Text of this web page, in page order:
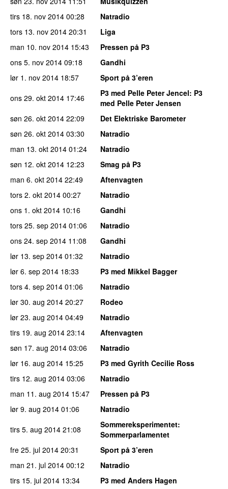
tirs 18. nov 2014 00:28
Natradio
tors 13. nov 2014 20:31
Liga
man 10. nov 2014 15:43
Pressen på P3
ons 5. nov 2014 09:18
Gandhi
lør 1. nov 2014 18:57
Sport på 3’eren
ons 29. okt 2014 17:46 P3 med Pelle Peter Jencel: P3
med Pelle Peter Jensen
søn 26. okt 2014 22:09
Det Elektriske Barometer
søn 26. okt 2014 03:30
Natradio
man 13. okt 2014 01:24
Natradio
søn 12. okt 2014 12:23
Smag på P3
man 6. okt 2014 22:49
Aftenvagten
tors 2. okt 2014 00:27
Natradio
ons 1. okt 2014 10:16
Gandhi
tors 25. sep 2014 01:06
Natradio
ons 24. sep 2014 11:08
Gandhi
lør 13. sep 2014 01:32
Natradio
lør 6. sep 2014 18:33
P3 med Mikkel Bagger
tors 4. sep 2014 01:06
Natradio
lør 30. aug 2014 20:27
Rodeo
lør 23. aug 2014 04:49
Natradio
tirs 19. aug 2014 23:14
Aftenvagten
søn 17. aug 2014 03:06
Natradio
lør 16. aug 2014 15:25
P3 med Gyrith Cecilie Ross
tirs 12. aug 2014 03:06
Natradio
man 11. aug 2014 15:47
Pressen på P3
lør 9. aug 2014 01:06
Natradio
tirs 5. aug 2014 21:08 Sommereksperimentet:
Sommerparlamentet
fre 25. jul 2014 20:31
Sport på 3’eren
man 21. jul 2014 00:12
Natradio
tirs 15. jul 2014 13:34
P3 med Anders Hagen